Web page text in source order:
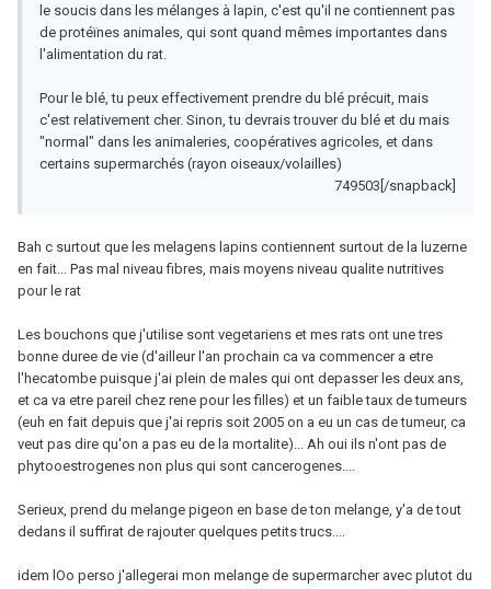
le soucis dans les mélanges à lapin, c'est qu'il ne contiennent pas
de protéïnes animales, qui sont quand mêmes importantes dans
l'alimentation du rat.
Pour le blé, tu peux effectivement prendre du blé précuit, mais
c'est relativement cher. Sinon, tu devrais trouver du blé et du mais
"normal" dans les animaleries, coopératives agricoles, et dans
certains supermarchés (rayon oiseaux/volailles)
749503[/snapback]
Bah c surtout que les melagens lapins contiennent surtout de la luzerne
en fait... Pas mal niveau fibres, mais moyens niveau qualite nutritives
pour le rat
Les bouchons que j'utilise sont vegetariens et mes rats ont une tres
bonne duree de vie (d'ailleur l'an prochain ca va commencer a etre
l'hecatombe puisque j'ai plein de males qui ont depasser les deux ans,
et ca va etre pareil chez rene pour les filles) et un faible taux de tumeurs
(euh en fait depuis que j'ai repris soit 2005 on a eu un cas de tumeur, ca
veut pas dire qu'on a pas eu de la mortalite)... Ah oui ils n'ont pas de
phytooestrogenes non plus qui sont cancerogenes....
Serieux, prend du melange pigeon en base de ton melange, y'a de tout
dedans il suffirat de rajouter quelques petits trucs....
idem lOo perso j'allegerai mon melange de supermarcher avec plutot du